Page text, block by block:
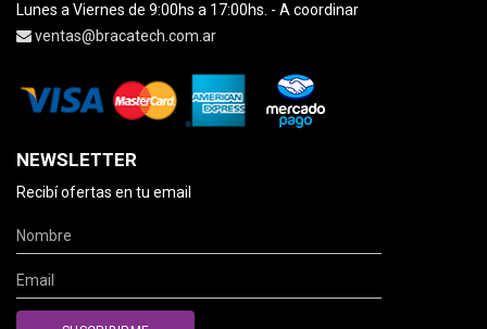
Lunes a Viernes de 9:00hs a 17:00hs. - A coordinar
ventas@bracatech.com.ar
NEWSLETTER
Recibí ofertas en tu email